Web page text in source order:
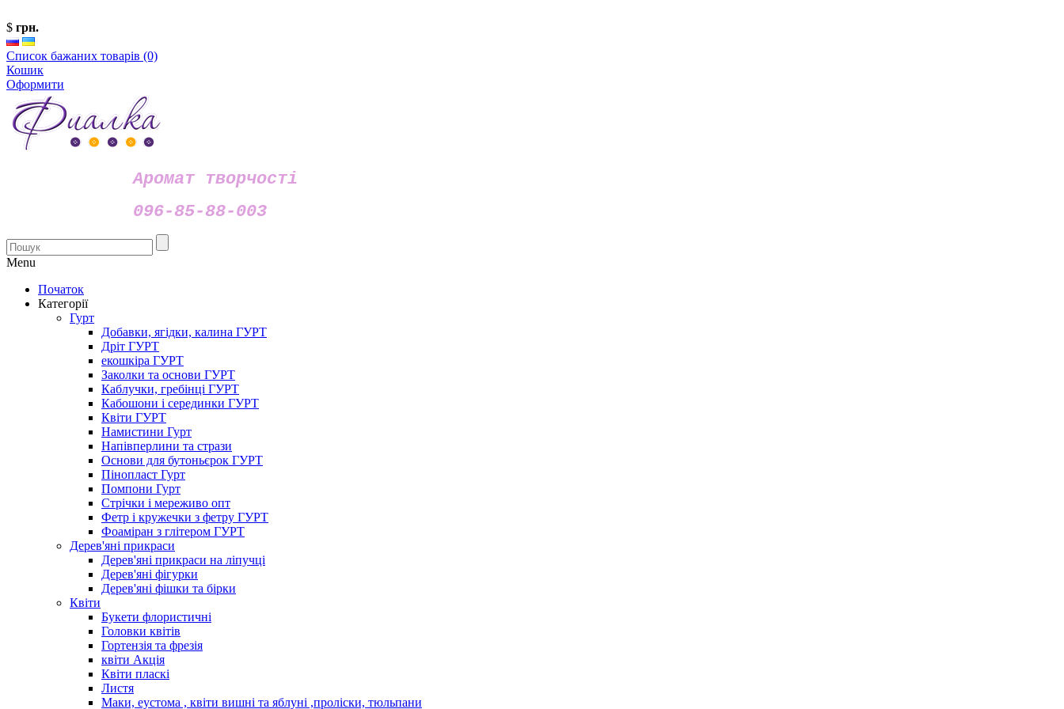
$ грн.
Список бажаних товарів (0)
Кошик
Оформити
Аромат творчості
096-85-88-003
Menu
Початок
Категорії
Гурт
Добавки, ягідки, калина ГУРТ
Дріт ГУРТ
екошкіра ГУРТ
Заколки та основи ГУРТ
Каблучки, гребінці ГУРТ
Кабошони і серединки ГУРТ
Квіти ГУРТ
Намистини Гурт
Напівперлини та стрази
Основи для бутоньєрок ГУРТ
Пінопласт Гурт
Помпони Гурт
Стрічки і мереживо опт
Фетр і кружечки з фетру ГУРТ
Фоаміран з глітером ГУРТ
Дерев'яні прикраси
Дерев'яні прикраси на ліпучці
Дерев'яні фігурки
Дерев'яні фішки та бірки
Квіти
Букети флористичні
Головки квітів
Гортензія та фрезія
квіти Акція
Квіти пласкі
Листя
Маки, еустома , квіти вишні та яблуні ,проліски, тюльпани